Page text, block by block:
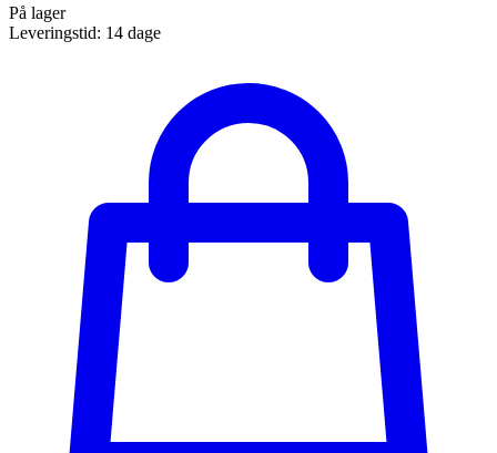
På lager
Leveringstid: 14 dage